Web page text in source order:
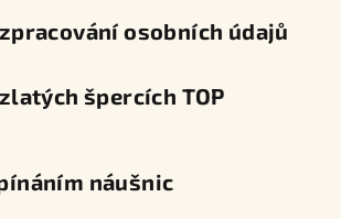
osobních údajů
špercích TOP
náušnic